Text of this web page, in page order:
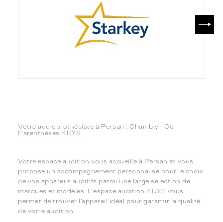
Votre audioprothésiste à Persan : Chambly - Cc
Parenthèses KRYS
Votre espace audition vous accueille à Persan et vous
propose un accompagnement personnalisé pour le choix
de vos appareils auditifs parmi une large sélection de
marques et modèles. L'espace audition KRYS vous
permet de trouver l’appareil idéal pour garantir la qualité
de votre audition.